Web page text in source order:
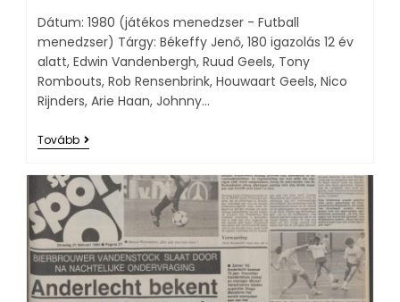
Dátum: 1980 (játékos menedzser - Futball
menedzser) Tárgy: Békeffy Jenő, 180 igazolás 12 év
alatt, Edwin Vandenbergh, Ruud Geels, Tony
Rombouts, Rob Rensenbrink, Houwaart Geels, Nico
Rijnders, Arie Haan, Johnny…
Tovább